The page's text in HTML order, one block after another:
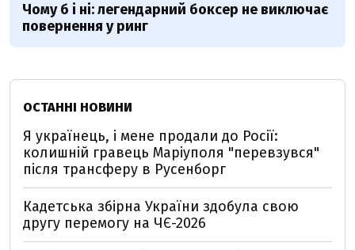
Чому б і ні: легендарний боксер не виключає
повернення у ринг
ОСТАННІ НОВИНИ
Я українець, і мене продали до Росії:
колишній гравець Маріуполя "перевзувся"
після трансферу в Русенборг
Кадетська збірна України здобула свою
другу перемогу на ЧЄ-2026